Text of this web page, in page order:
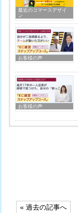
最近のコマースデザイ
ン
お客様の声
お客様の声
投
« 過去の記事へ